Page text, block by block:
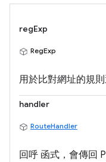
regExp
RegExp
用於比對網址的規則
handler
RouteHandler
回呼 函式，會傳回